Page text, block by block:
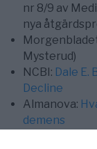
nr 8/9 av
nya
Mysterud)
NCBI: Dale E.
Decline
Almanova:
demens